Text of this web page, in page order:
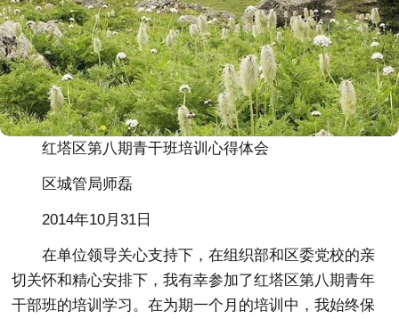
红塔区第八期青干班培训心得体会
区城管局师磊
2014年10月31日
在单位领导关心支持下，在组织部和区委党校的亲
切关怀和精心安排下，我有幸参加了红塔区第八期青年
干部班的培训学习。在为期一个月的培训中，我始终保